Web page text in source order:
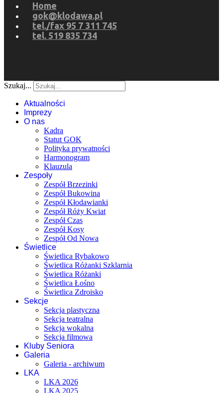
Home
gok@klodawa.pl
tel./fax 95 7 311 745
tel. 519 835 734
Szukaj...
Aktualności
Imprezy
O nas
Kadra
Statut GOK
Polityka prywatności
Harmonogram
Klauzula
Zespoły
Zespół Brzezinki
Zespół Bukowina
Zespół Kłodawianki
Zespół Róży Kwiat
Zespół Czas
Zespół Kosy
Zespół Od Nowa
Świetlice
Świetlica Rybakowo
Świetlica Różanki Szklarnia
Świetlica Różanki
Świetlica Łośno
Świetlica Zdroisko
Sekcje
Sekcja plastyczna
Sekcja teatralna
Sekcja wokalna
Sekcja filmowa
Kluby Seniora
Galeria
Galeria - archiwum
LKA
LKA 2026
LKA 2025